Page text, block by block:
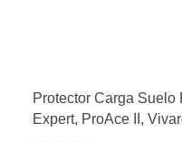
Protector Carga Suelo
Expert, ProAce II,